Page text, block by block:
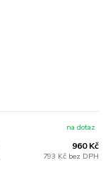
960 Kč
793 Kč bez DPH
na dotaz